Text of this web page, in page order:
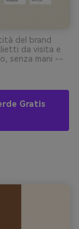
del brand
da visita e
senza mani --
Gratis